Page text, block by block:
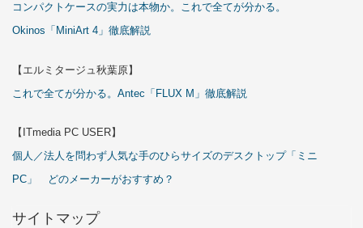
コンパクトケースの実力は本物か。これで全てが分かる。
Okinos「MiniArt 4」徹底解説
【エルミタージュ秋葉原】
これで全てが分かる。Antec「FLUX M」徹底解説
【ITmedia PC USER】
個人／法人を問わず人気な手のひらサイズのデスクトップ「ミニ
PC」 どのメーカーがおすすめ？
サイトマップ